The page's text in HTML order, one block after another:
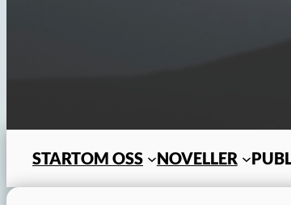
STARTOM OSS NOVELLER